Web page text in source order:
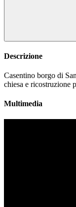
Descrizione
Casentino borgo di
chiesa e ricostruzione
Multimedia